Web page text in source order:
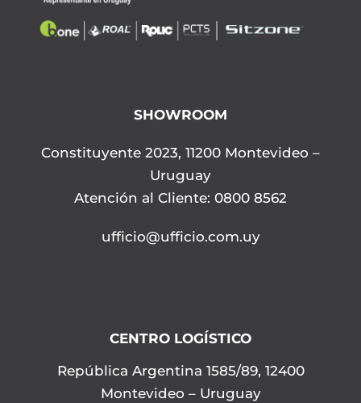
SHOWROOM
Constituyente 2023, 11200 Montevideo –
Uruguay
Atención al Cliente: 0800 8562
ufficio@ufficio.com.uy
CENTRO LOGÍSTICO
República Argentina 1585/89, 12400
Montevideo – Uruguay